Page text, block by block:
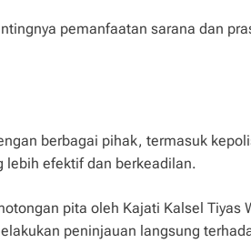
pemanfaatan sarana dan
berbagai pihak, termasuk
lebih efektif dan berkeadilan.
pita oleh Kajati Kalsel Tiyas
peninjauan langsung